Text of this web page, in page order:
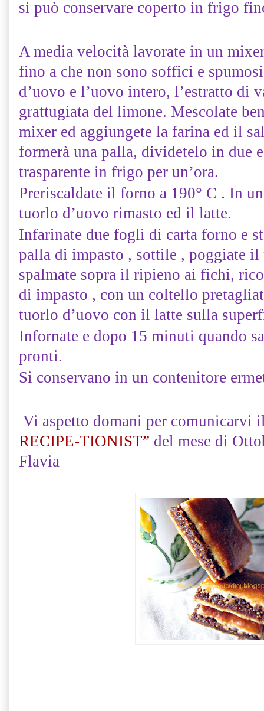
si può conservare coperto in frigo
A media velocità lavorate in un
fino a che non sono soffici e
d’uovo e l’uovo intero, l’estratto di
grattugiata del limone. Mescolate
mixer ed aggiungete la farina ed il
formerà una palla, dividetelo in due
trasparente in frigo per un’ora.
Preriscaldate il forno a 190° C . In
tuorlo d’uovo rimasto ed il latte.
Infarinate due fogli di carta forno e
palla di impasto , sottile , poggiate il
spalmate sopra il ripieno ai fichi,
di impasto , con un coltello
tuorlo d’uovo con il latte sulla
Infornate e dopo 15 minuti quando
pronti.
Si conservano in un contenitore
Vi aspetto domani per comunicarvi
RECIPE-TIONIST” del mese di
Flavia